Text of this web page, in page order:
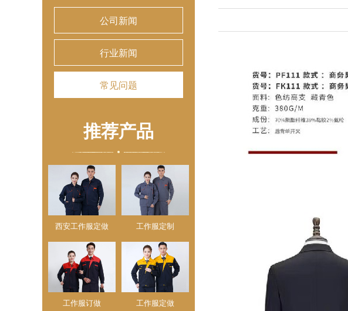
公司新闻
行业新闻
常见问题
推荐产品
西安工作服定做 工作服定制
工作服订做 工作服定做